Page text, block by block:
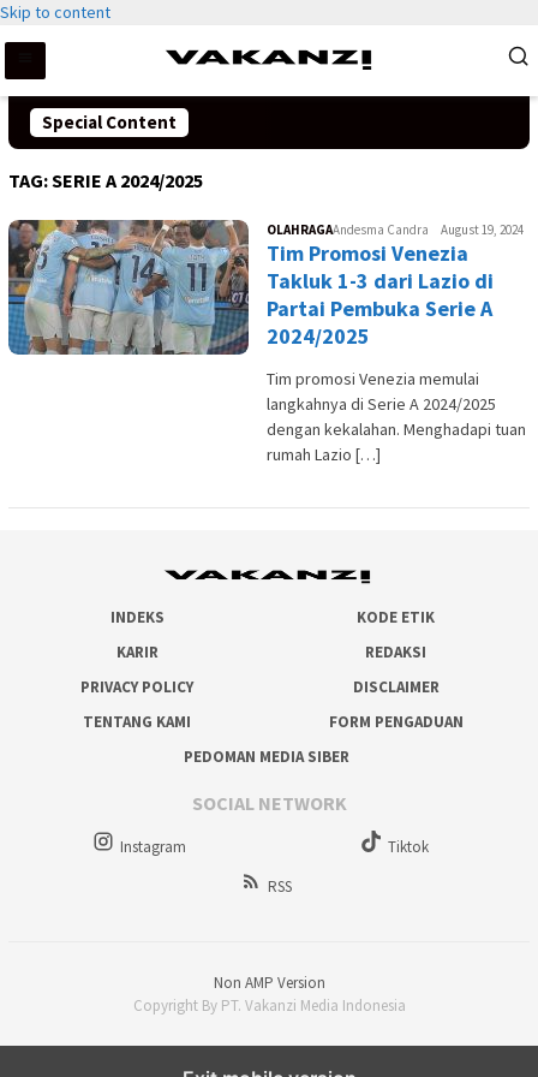
Skip to content
Special Content
TAG:SERIE A 2024/2025
OLAHRAGAAndesma Candra August 19, 2024
Tim Promosi Venezia
Takluk 1-3 dari Lazio di
Partai Pembuka Serie A
2024/2025
Tim promosi Venezia memulai
langkahnya di Serie A 2024/2025
dengan kekalahan. Menghadapi tuan
rumah Lazio […]
INDEKS
KODE ETIK
KARIR
REDAKSI
PRIVACY POLICY
DISCLAIMER
TENTANG KAMI
FORM PENGADUAN
PEDOMAN MEDIA SIBER
SOCIAL NETWORK
Instagram
Tiktok
RSS
Non AMP Version
Copyright By PT. Vakanzi Media Indonesia